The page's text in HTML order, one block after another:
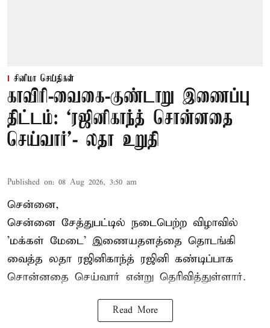
சினிமா செய்திகள்
காவிரி-வைகை-குண்டாறு இணைப்பு
திட்டம்: ‘ரஜினிகாந்த் சொன்னதை
செய்வார்’- லதா உறுதி
Published on: 08 Aug 2026, 3:50 am
சென்னை,
சென்னை சேத்துபட்டில் நடைபெற்ற விழாவில்
'மக்கள் மேடை' இணையதளத்தை தொடங்கி
வைத்த லதா ரஜினிகாந்த் ரஜினி கண்டிப்பாக
சொன்னதை செய்வார் என்று தெரிவித்துள்ளார்.
Read More